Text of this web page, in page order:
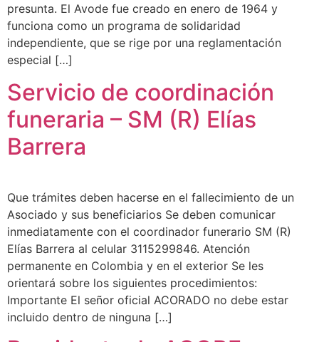
presunta. El Avode fue creado en enero de 1964 y
funciona como un programa de solidaridad
independiente, que se rige por una reglamentación
especial […]
Servicio de coordinación
funeraria – SM (R) Elías
Barrera
Que trámites deben hacerse en el fallecimiento de un
Asociado y sus beneficiarios Se deben comunicar
inmediatamente con el coordinador funerario SM (R)
Elías Barrera al celular 3115299846. Atención
permanente en Colombia y en el exterior Se les
orientará sobre los siguientes procedimientos:
Importante El señor oficial ACORADO no debe estar
incluido dentro de ninguna […]